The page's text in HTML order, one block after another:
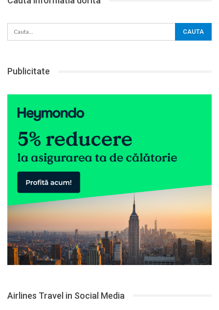
Publicitate
Airlines Travel in Social Media